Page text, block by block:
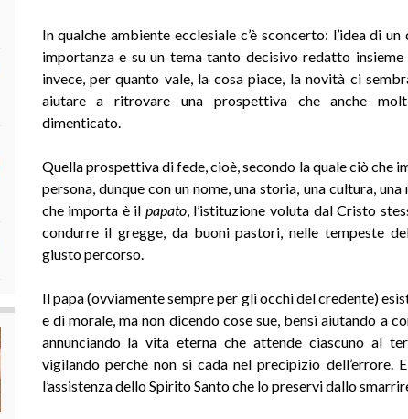
In qualche ambiente ecclesiale c’è sconcerto: l’idea di
importanza e su un tema tanto decisivo redatto
invece, per quanto vale, la cosa piace, la novità ci
aiutare a ritrovare una prospettiva che anche
dimenticato.
Quella prospettiva di fede, cioè, secondo la quale ciò che
persona, dunque con un nome, una storia, una cultura,
che importa è il papato, l’istituzione voluta dal Cristo
condurre il gregge, da buoni pastori, nelle tempeste
giusto percorso.
Il papa (ovviamente sempre per gli occhi del credente)
e di morale, ma non dicendo cose sue, bensì aiutando a
annunciando la vita eterna che attende ciascuno al
vigilando perché non si cada nel precipizio dell’errore.
l’assistenza dello Spirito Santo che lo preservi dallo